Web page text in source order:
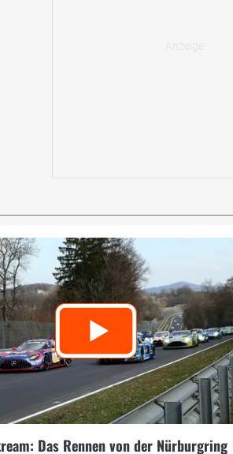
Das Rennen von der Nürburgring